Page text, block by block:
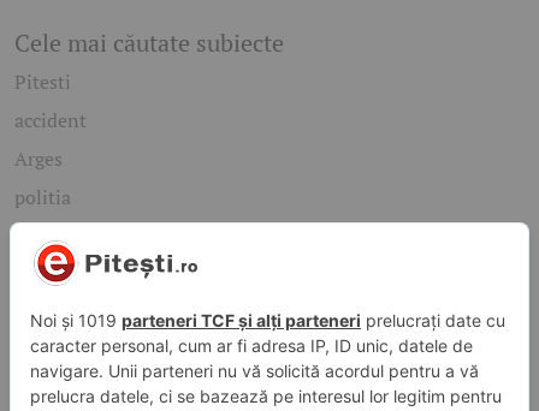
Cele mai căutate subiecte
Pitesti
accident
Arges
politia
mioveni
Caută rapid știrile care te interesează
Găsește cele mai recente știri, evenimente și subiecte de
interes din orașul tău. Introdu un cuvânt-cheie și descoperă
informațiile de care ai nevoie!